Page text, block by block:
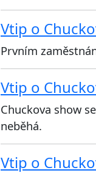
Vtip o
Prvním
Vtip o
Chuckova show
neběhá.
Vtip o